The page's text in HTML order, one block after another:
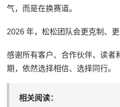
气，而是在换赛道。
2026 年，松松团队会更克制、更
感谢所有客户、合作伙伴、读者
期，依然选择相信、选择同行。
相关阅读：